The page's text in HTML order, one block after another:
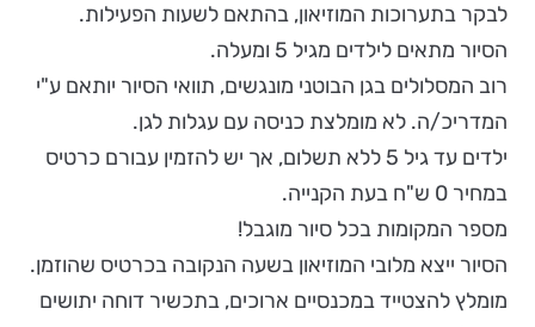
לבקר בתערוכות המוזיאון, בהתאם לשעות הפעילות.
הסיור מתאים לילדים מגיל 5 ומעלה.
רוב המסלולים בגן הבוטני מונגשים, תוואי הסיור יותאם ע"י
המדריכ/ה. לא מומלצת כניסה עם עגלות לגן.
ילדים עד גיל 5 ללא תשלום, אך יש להזמין עבורם כרטיס
במחיר 0 ש"ח בעת הקנייה.
מספר המקומות בכל סיור מוגבל!
הסיור ייצא מלובי המוזיאון בשעה הנקובה בכרטיס שהוזמן.
מומלץ להצטייד במכנסיים ארוכים, בתכשיר דוחה יתושים